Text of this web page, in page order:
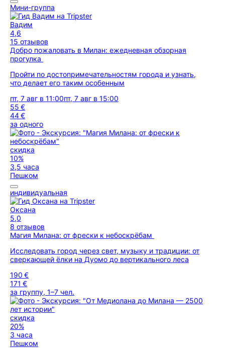
Мини-группа
Вадим
4,6
15 отзывов
Добро пожаловать в Милан: ежедневная обзорная
прогулка
Пройти по достопримечательностям города и узнать,
что делает его таким особенным
пт, 7 авг в 11:00пт, 7 авг в 15:00
55 €
44 €
за одного
скидка
10%
3,5 часа
Пешком
индивидуальная
Оксана
5,0
8 отзывов
Магия Милана: от фрески к небоскрёбам
Исследовать город через свет, музыку и традиции: от
сверкающей ёлки на Дуомо до вертикального леса
190 €
171 €
за группу, 1–7 чел.
скидка
20%
3 часа
Пешком